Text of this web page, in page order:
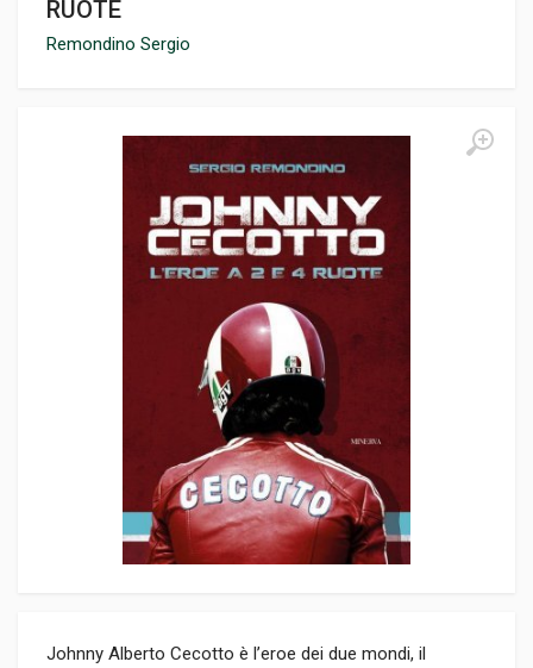
RUOTE
Remondino Sergio
Johnny Alberto Cecotto è l’eroe dei due mondi, il